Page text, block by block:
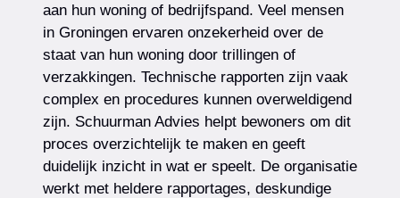
aan hun woning of bedrijfspand. Veel mensen
in Groningen ervaren onzekerheid over de
staat van hun woning door trillingen of
verzakkingen. Technische rapporten zijn vaak
complex en procedures kunnen overweldigend
zijn. Schuurman Advies helpt bewoners om dit
proces overzichtelijk te maken en geeft
duidelijk inzicht in wat er speelt. De organisatie
werkt met heldere rapportages, deskundige